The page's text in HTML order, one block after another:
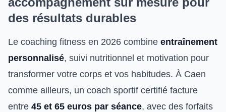
des résultats durables
Le coaching fitness en 2026 combine entraînement
personnalisé, suivi nutritionnel et motivation pour
transformer votre corps et vos habitudes. À Caen
comme ailleurs, un coach sportif certifié facture
entre 45 et 65 euros par séance, avec des forfaits